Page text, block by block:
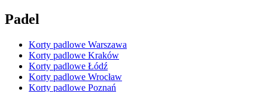
Padel
Korty padlowe Warszawa
Korty padlowe Kraków
Korty padlowe Łódź
Korty padlowe Wrocław
Korty padlowe Poznań